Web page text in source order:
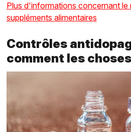
Plus d'informations concernant le
suppléments alimentaires
Contrôles
comment les